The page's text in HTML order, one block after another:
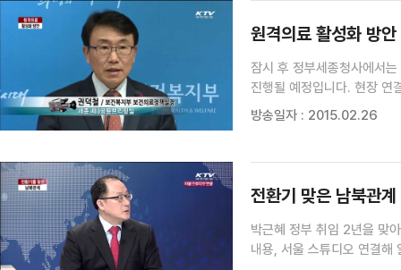
원격의료 활성화 방안
잠시 후 정부세종청사에서
방송일자 : 2015.02.26
전환기 맞은 남북관
박근혜 정부 취임 2년을 맞
내용, 서울 스튜디오 연결해